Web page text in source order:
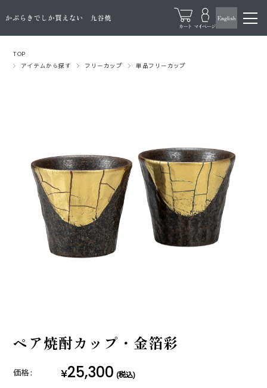
TOP
アイテムから探す
フリーカップ 単品フリーカップ
ペア焼酎カップ・金箔彩
価格: ¥25,300 (税込)